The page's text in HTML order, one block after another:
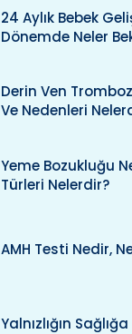
24 Aylık Bebek
Dönemde Neler
Derin Ven
Ve Nedenleri
Yeme Bozukluğu
Türleri Nelerdir?
AMH Testi Nedir,
Yalnızlığın